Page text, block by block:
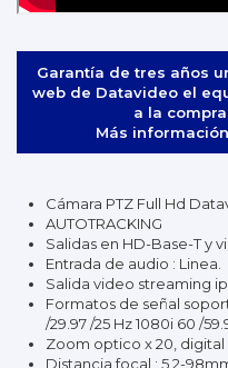
Garantía de tres años
web de Datavideo el
a la
Más información
Cámara PTZ Full Hd
AUTOTRACKING
Salidas en HD-Base-T y
Entrada de audio : Linea.
Salida video streaming ip
Formatos de señal
/29.97 /25 Hz 1080i 60 /
Zoom optico x 20, digital
Distancia focal : 5.2-